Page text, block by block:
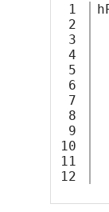
1
2
3
4
5
6
7
8
9
10
11